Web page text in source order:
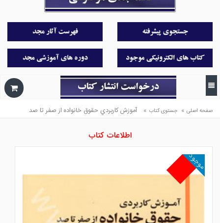
صفحه اصلی » جستوی کتاب » آموزش كاربردي حقوق خانواده از صفر تا صد
اطلاعات کتاب
موجود